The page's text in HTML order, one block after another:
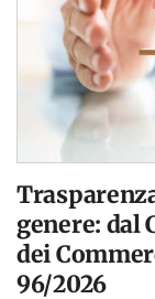
genere: dal
dei
96/2026